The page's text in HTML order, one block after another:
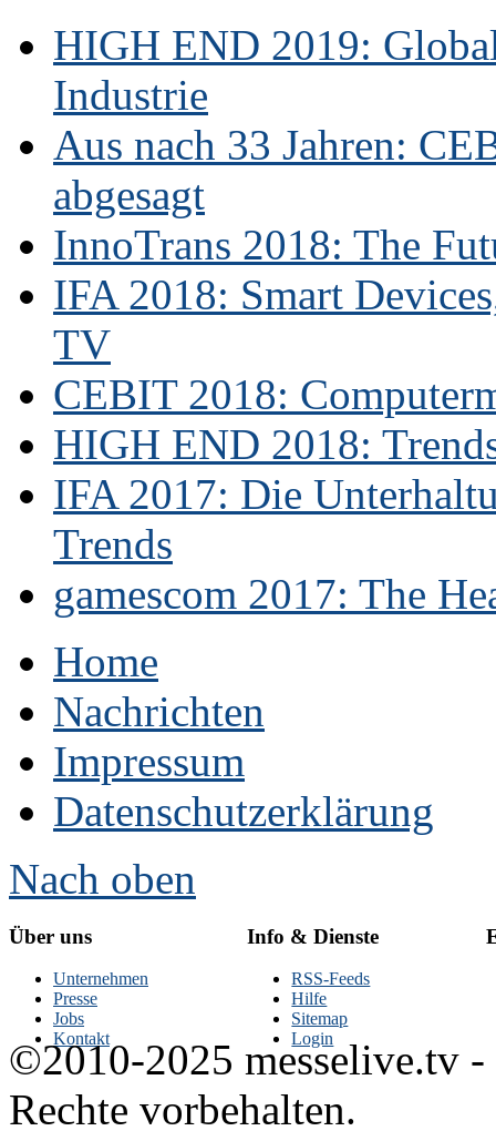
HIGH END 2019:
Industrie
Aus nach 33 Jahren:
abgesagt
InnoTrans 2018: The
IFA 2018: Smart
TV
CEBIT 2018:
HIGH END 2018:
IFA 2017: Die
Trends
gamescom 2017: The
Home
Nachrichten
Impressum
Datenschutzerklärung
Nach oben
Über uns
Unternehmen
Presse
Jobs
Kontakt
Info & Dienste
RSS-Feeds
Hilfe
Sitemap
Login
©2010-2025 messelive.tv -
Rechte vorbehalten.